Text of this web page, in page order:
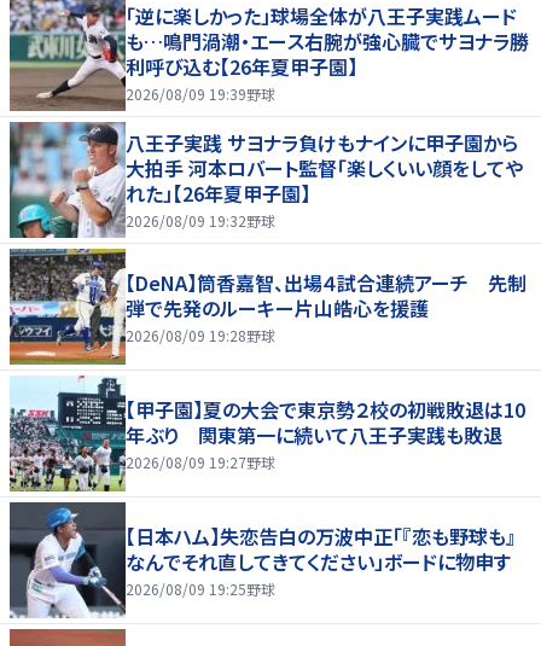
「逆に楽しかった」球場全体が八王子実践ムード
も…鳴門渦潮・エース右腕が強心臓でサヨナラ勝
利呼び込む【26年夏甲子園】
2026/08/09 19:39野球
八王子実践 サヨナラ負けもナインに甲子園から
大拍手 河本ロバート監督「楽しくいい顔をしてや
れた」【26年夏甲子園】
2026/08/09 19:32野球
【DeNA】筒香嘉智、出場４試合連続アーチ 先制
弾で先発のルーキー片山皓心を援護
2026/08/09 19:28野球
【甲子園】夏の大会で東京勢２校の初戦敗退は10
年ぶり 関東第一に続いて八王子実践も敗退
2026/08/09 19:27野球
【日本ハム】失恋告白の万波中正「『恋も野球も』
なんでそれ直してきてください」ボードに物申す
2026/08/09 19:25野球